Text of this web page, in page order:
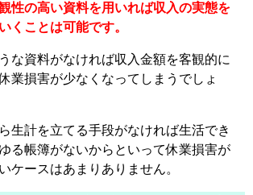
性の高い資料を用いれば収入の実態を
くことは可能です。
な資料がなければ収入金額を客観的に
業損害が少なくなってしまうでしょ
生計を立てる手段がなければ生活でき
る帳簿がないからといって休業損害が
ケースはあまりありません。